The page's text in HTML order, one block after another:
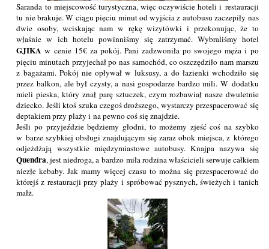
Saranda to miejscowość turystyczna, więc oczywiście hoteli i restauracji
tu nie brakuje. W ciągu pięciu minut od wyjścia z autobusu zaczepiły nas
dwie osoby, wciskając nam w rękę wizytówki i przekonując, że to
właśnie w ich hotelu powinniśmy się zatrzymać. Wybraliśmy hotel
GJIKA w cenie 15€ za pokój. Pani zadzwoniła po swojego męża i po
pięciu minutach przyjechał po nas samochód, co oszczędziło nam marszu
z bagażami. Pokój nie opływał w luksusy, a do łazienki wchodziło się
przez balkon, ale był czysty, a nasi gospodarze bardzo mili. W dodatku
mieli pieska, który znał parę sztuczek, czym rozbawiał nasze dwuletnie
dziecko. Jeśli ktoś szuka czegoś droższego, wystarczy przespacerować się
deptakiem przy plaży i na pewno coś się znajdzie.
Jeśli po przyjeździe będziemy głodni, to możemy zjeść coś na szybko
w barze szybkiej obsługi znajdującym się zaraz obok miejsca, z którego
odjeżdżają wszystkie międzymiastowe autobusy. Knajpa nazywa się
Quendra, jest niedroga, a bardzo miła rodzina właścicieli serwuje całkiem
niezłe kebaby. Jak mamy więcej czasu to można się przespacerować do
którejś z restauracji przy plaży i spróbować pysznych, świeżych i tanich
małż.